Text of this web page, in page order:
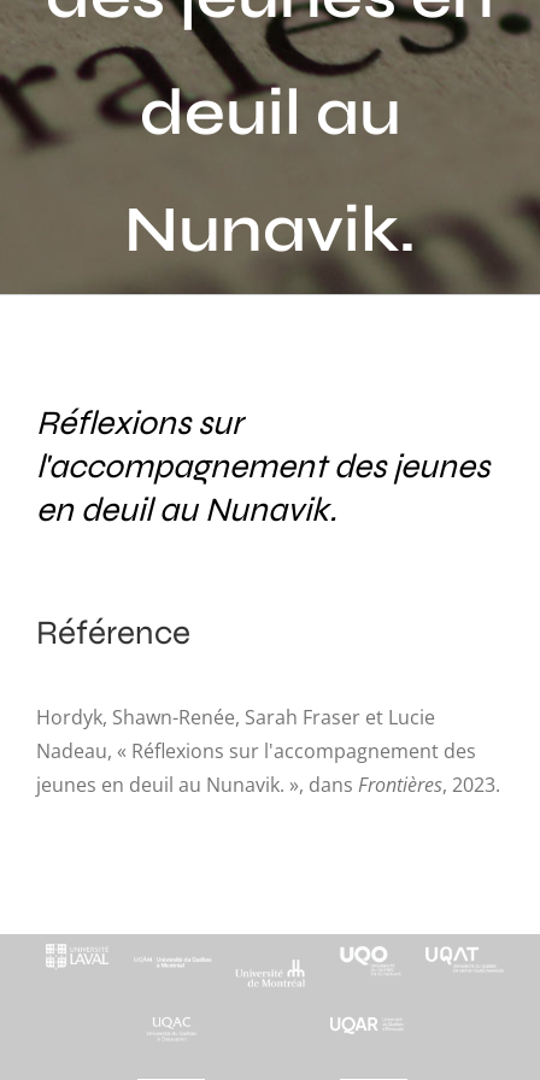
Activités
Publications
Recherche
:
deuil au
Nunavik.
Réflexions sur
l'accompagnement des jeunes
en deuil au Nunavik.
Référence
Hordyk, Shawn-Renée, Sarah Fraser et Lucie
Nadeau, « Réflexions sur l'accompagnement des
jeunes en deuil au Nunavik. », dans Frontières, 2023.